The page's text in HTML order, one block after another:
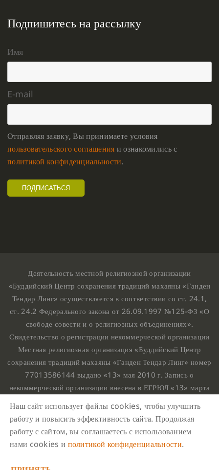
Подпишитесь на рассылку
Имя
E-mail
Отправляя заявку, Вы принимаете условия
пользовательского соглашения и ознакомились с
политикой конфиденциальности.
Деятельность местной религиозной организации
«Буддийский Центр сохранения традиций махаяны «Ганден
Тендар Линг» осуществляется в соответствии со ст. 24.1,
ст. 24.2 Федерального закона от 26.09.1997 №125-ФЗ «О
свободе совести и о религиозных объединениях».
Свидетельство о регистрации некоммерческой организации
Местная религиозная организация «Буддийский Центр
сохранения традиций махаяны «Ганден Тендар Линг» номер
77013586144 выдано «13» мая 2010 г. Запись о
некоммерческой организации внесена в ЕГРЮЛ «13» марта
номером 1107799015708.
Ганден Тендар Линг © 2020 Все права защищены
Наш адрес : г. Москва, Нахимовский проспект, 32. Этаж
10, каб.1023,
Наш сайт использует файлы cookies, чтобы улучшить
работу и повысить эффективность сайта. Продолжая
работу с сайтом, вы соглашаетесь с использованием
нами cookies и политикой конфиденциальности.